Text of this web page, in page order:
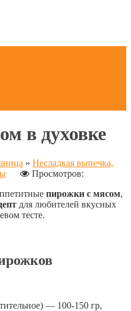
в духовке
» Несладкая выпечка,
Просмотров:
пирожки с мясом,
для любителей вкусных
тесте.
— 100-150 гр,